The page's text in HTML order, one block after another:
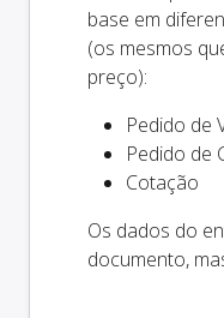
base em
(os mesmos
preço):
Pedido de
Pedido de
Cotação
Os dados do
documento,